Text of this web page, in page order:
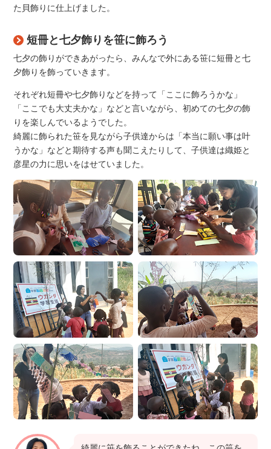
た貝飾りに仕上げました。
短冊と七夕飾りを笹に飾ろう
七夕の飾りができあがったら、みんなで外にある笹に短冊と七
夕飾りを飾っていきます。
それぞれ短冊や七夕飾りなどを持って「ここに飾ろうかな」
「ここでも大丈夫かな」などと言いながら、初めての七夕の飾
りを楽しんでいるようでした。
綺麗に飾られた笹を見ながら子供達からは「本当に願い事は叶
うかな」などと期待する声も聞こえたりして、子供達は織姫と
彦星の力に思いをはせていました。